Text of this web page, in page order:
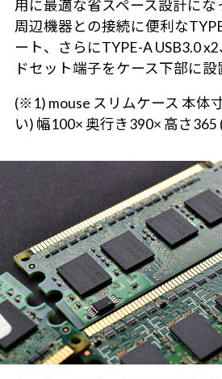
用に最適な省スペース設計にな
周辺機器との接続に便利な
ート、さらにTYPE-A USB3.0
ドセット端子をケース下部に設
(※1) mouse スリムケース 本体
い) 幅100× 奥行き390× 高さ365